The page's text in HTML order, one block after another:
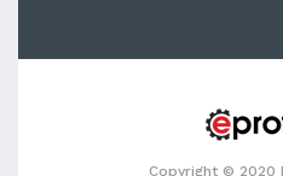
Copyright © 2020